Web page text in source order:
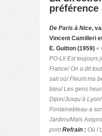
préférence
De Paris à Nice,
Vincent Camilleri
E. Guitton (1959) «
PO-LI/ Est toujours
France/ On a dit
sait où/ Fleurit ma
bleu/ Les gens
Dijon/Jusqu’à
Fontainebleau a
Jardins/Mais
pontRefrain : Où